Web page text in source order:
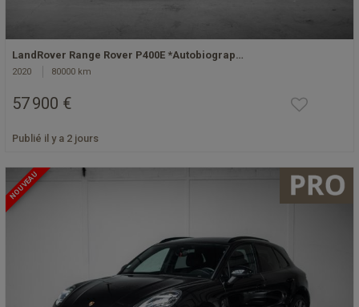
LandRover Range Rover P400E *Autobiograp…
2020 80000 km
57 900 €
Publié il y a 2 jours
NOUVEAU